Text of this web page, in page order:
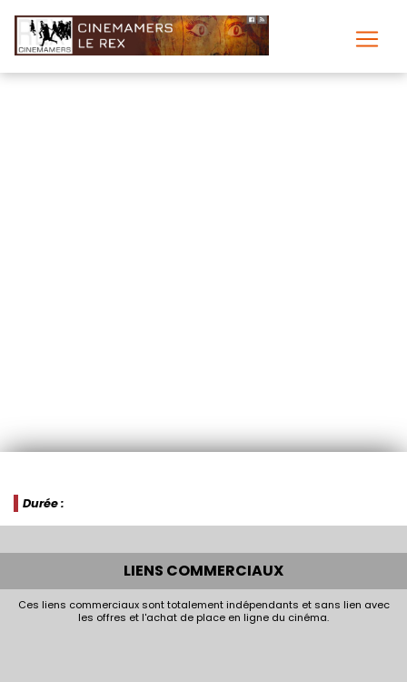
Durée :
LIENS COMMERCIAUX
Ces liens commerciaux sont totalement indépendants et sans lien avec
les offres et l'achat de place en ligne du cinéma.